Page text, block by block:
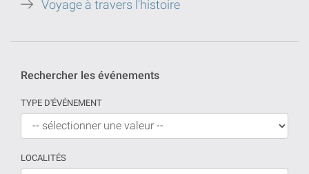
Voyage à travers l'histoire
Rechercher les événements
TYPE D'ÉVÉNEMENT
LOCALITÉS